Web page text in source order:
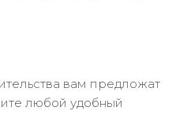
вам предложат
любой удобный